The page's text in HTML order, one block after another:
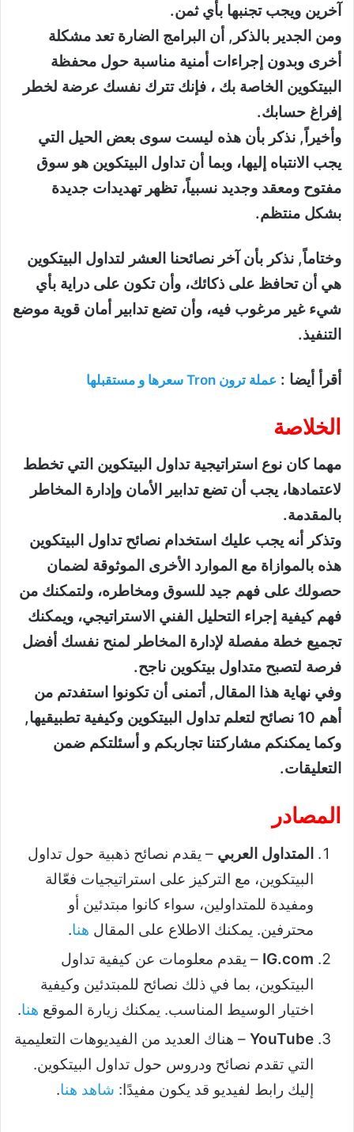
آخرين ويجب تجنبها بأي ثمن.
ومن الجدير بالذكر, أن البرامج الضارة تعد مشكلة
أخرى وبدون إجراءات أمنية مناسبة حول محفظة
البيتكوين الخاصة بك ، فإنك تترك نفسك عرضة لخطر
إفراغ حسابك.
وأخيراً, نذكر بأن هذه ليست سوى بعض الحيل التي
يجب الانتباه إليها، وبما أن تداول البيتكوين هو سوق
مفتوح ومعقد وجديد نسبياً، تظهر تهديدات جديدة
بشكل منتظم.
وختاماً, نذكر بأن آخر نصائحنا العشر لتداول البيتكوين
هي أن تحافظ على ذكائك، وأن تكون على دراية بأي
شيء غير مرغوب فيه، وأن تضع تدابير أمان قوية موضع
التنفيذ.
أقرأ أيضا : عملة ترون Tron سعرها و مستقبلها
الخلاصة
مهما كان نوع استراتيجية تداول البيتكوين التي تخطط
لاعتمادها، يجب أن تضع تدابير الأمان وإدارة المخاطر
بالمقدمة.
وتذكر أنه يجب عليك استخدام نصائح تداول البيتكوين
هذه بالموازاة مع الموارد الأخرى الموثوقة لضمان
حصولك على فهم جيد للسوق ومخاطره، ولتمكنك من
فهم كيفية إجراء التحليل الفني الاستراتيجي، ويمكنك
تجميع خطة مفصلة لإدارة المخاطر لمنح نفسك أفضل
فرصة لتصبح متداول بيتكوين ناجح.
وفي نهاية هذا المقال, أتمنى أن تكونوا استفدتم من
أهم 10 نصائح لتعلم تداول البيتكوين وكيفية تطبيقيها,
وكما يمكنكم مشاركتنا تجاربكم و أسئلتكم ضمن
التعليقات.
المصادر
المتداول العربي – يقدم نصائح ذهبية حول تداول
البيتكوين، مع التركيز على استراتيجيات فعّالة
ومفيدة للمتداولين، سواء كانوا مبتدئين أو
محترفين. يمكنك الاطلاع على المقال هنا.
IG.com – يقدم معلومات عن كيفية تداول
البيتكوين، بما في ذلك نصائح للمبتدئين وكيفية
اختيار الوسيط المناسب. يمكنك زيارة الموقع هنا.
YouTube – هناك العديد من الفيديوهات التعليمية
التي تقدم نصائح ودروس حول تداول البيتكوين.
إليك رابط لفيديو قد يكون مفيدًا: شاهد هنا.